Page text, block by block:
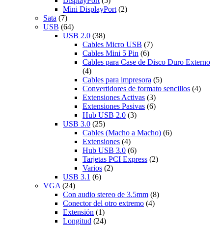
Mini DisplayPort (2)
Sata (7)
USB (64)
USB 2.0 (38)
Cables Micro USB (7)
Cables Mini 5 Pin (6)
Cables para Case de Disco Duro Externo
(4)
Cables para impresora (5)
Convertidores de formato sencillos (4)
Extensiones Activas (3)
Extensiones Pasivas (6)
Hub USB 2.0 (3)
USB 3.0 (25)
Cables (Macho a Macho) (6)
Extensiones (4)
Hub USB 3.0 (6)
Tarjetas PCI Express (2)
Varios (2)
USB 3.1 (6)
VGA (24)
Con audio stereo de 3.5mm (8)
Conector del otro extremo (4)
Extensión (1)
Longitud (24)